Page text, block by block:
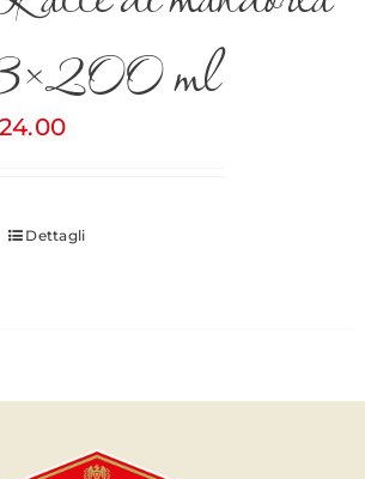
ml
24.00
Dettagli